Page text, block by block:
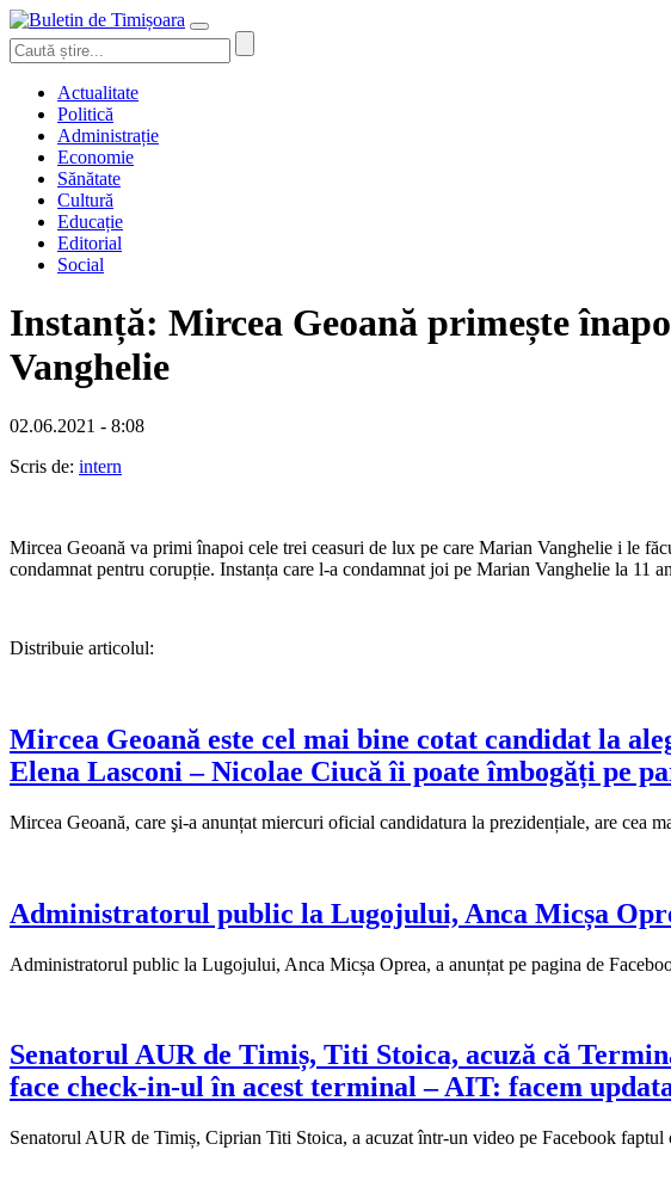
Actualitate
Politică
Administrație
Economie
Sănătate
Cultură
Educație
Editorial
Social
Instanță: Mircea Geoană primește
Vanghelie
02.06.2021 - 8:08
Scris de: intern
Mircea Geoană va primi înapoi cele trei ceasuri de lux pe care Marian Vanghelie i le
condamnat pentru corupție. Instanța care l-a condamnat joi pe Marian Vanghelie la 11
Distribuie articolul:
Mircea Geoană este cel mai bine cotat candidat la
Elena Lasconi – Nicolae Ciucă îi poate îmbogăți pe
Mircea Geoană, care şi-a anunțat miercuri oficial candidatura la prezidențiale, are
Administratorul public la Lugojului, Anca Micșa
Administratorul public la Lugojului, Anca Micșa Oprea, a anunțat pe pagina de
Senatorul AUR de Timiș, Titi Stoica, acuză că
face check-in-ul în acest terminal – AIT: facem
Senatorul AUR de Timiș, Ciprian Titi Stoica, a acuzat într-un video pe Facebook